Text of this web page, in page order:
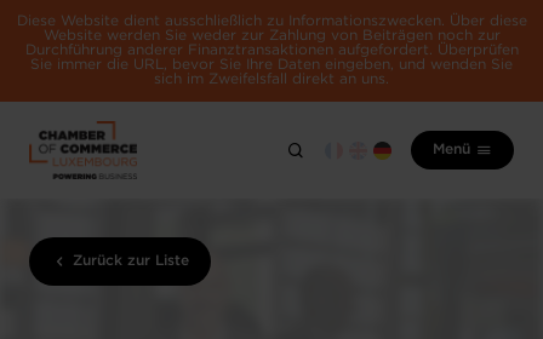
Diese Website dient ausschließlich zu Informationszwecken. Über diese
Website werden Sie weder zur Zahlung von Beiträgen noch zur
Durchführung anderer Finanztransaktionen aufgefordert. Überprüfen
Sie immer die URL, bevor Sie Ihre Daten eingeben, und wenden Sie
sich im Zweifelsfall direkt an uns.
Menü
Zurück zur Liste